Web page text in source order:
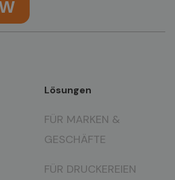
Lösungen
FÜR MARKEN &
GESCHÄFTE
FÜR DRUCKEREIEN